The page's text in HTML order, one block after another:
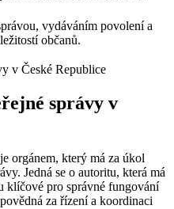
vydáváním povolení a
občanů.
správy v
orgánem, který má za úkol
Jedná se o autoritu, která má
klíčové pro správné fungování
za řízení a koordinaci